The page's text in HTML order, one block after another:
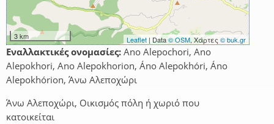
3 km Leaflet | Data© OSM, Χάρτες © buk.gr
Εναλλακτικές ονομασίες: Ano Alepochori, Ano
Alepokhori, Ano Alepokhorion, Áno Alepokhóri, Áno
Alepokhórion, Άνω Αλεποχώρι
Άνω Αλεποχώρι, Οικισμός πόλη ή χωριό που
κατοικείται